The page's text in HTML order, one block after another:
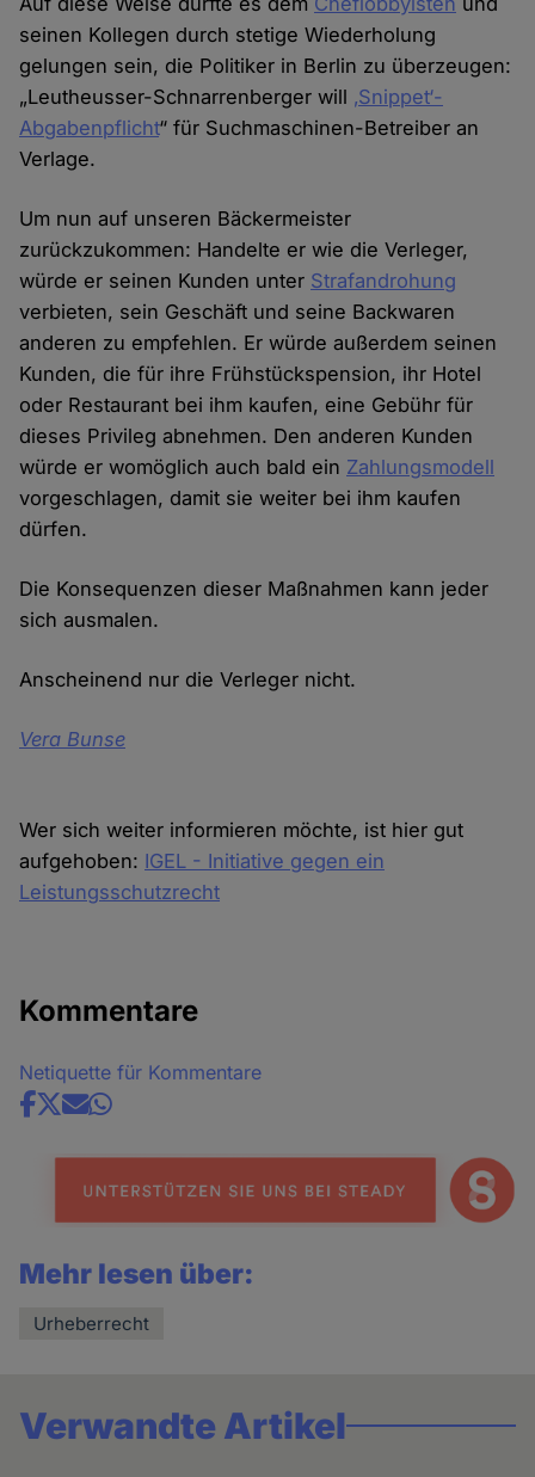
seinen Kollegen durch stetige Wiederholung
gelungen sein, die Politiker in Berlin zu überzeugen:
„Leutheusser-Schnarrenberger will ‚Snippet‘-
Abgabenpflicht“ für Suchmaschinen-Betreiber an
Verlage.
Um nun auf unseren Bäckermeister
zurückzukommen: Handelte er wie die Verleger,
würde er seinen Kunden unter Strafandrohung
verbieten, sein Geschäft und seine Backwaren
anderen zu empfehlen. Er würde außerdem seinen
Kunden, die für ihre Frühstückspension, ihr Hotel
oder Restaurant bei ihm kaufen, eine Gebühr für
dieses Privileg abnehmen. Den anderen Kunden
würde er womöglich auch bald ein Zahlungsmodell
vorgeschlagen, damit sie weiter bei ihm kaufen
dürfen.
Die Konsequenzen dieser Maßnahmen kann jeder
sich ausmalen.
Anscheinend nur die Verleger nicht.
Vera Bunse
Wer sich weiter informieren möchte, ist hier gut
aufgehoben: IGEL - Initiative gegen ein
Leistungsschutzrecht
Kommentare
Netiquette für Kommentare
Share
news
Mehr lesen über:
Urheberrecht
Verwandte Artikel